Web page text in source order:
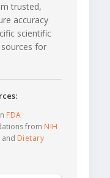
trusted,
accuracy
scientific
for
FDA
from NIH
and Dietary